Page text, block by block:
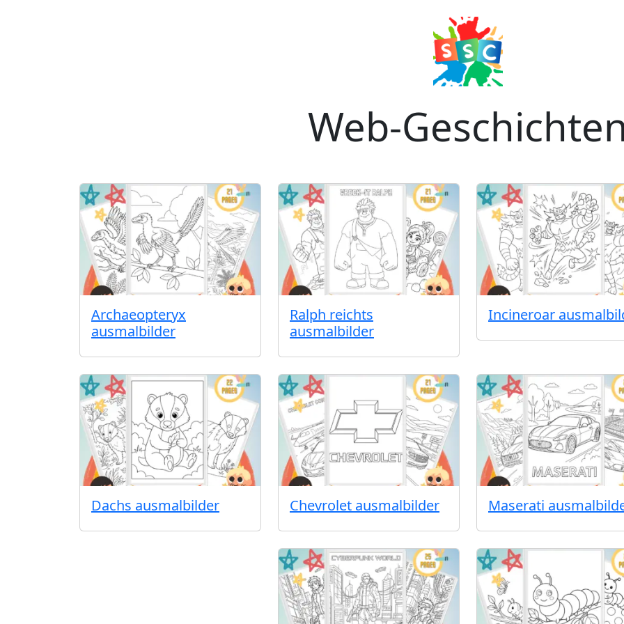
Web-
Archaeopteryx
ausmalbilder
Ralph reichts
ausmalbilder
Incineroar
Dachs ausmalbilder Chevrolet ausmalbilder Maserati